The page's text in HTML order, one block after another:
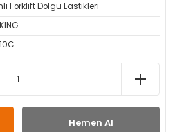
Forklift Dolgu Lastikleri
Hemen Al